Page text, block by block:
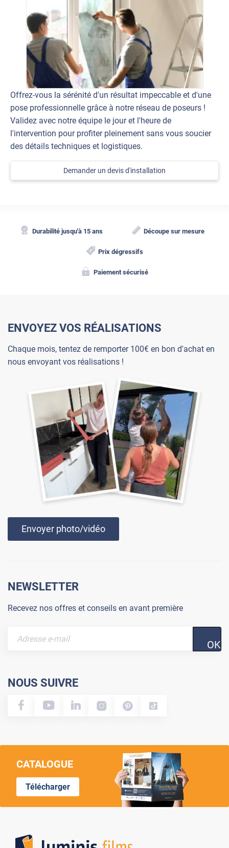
Offrez-vous la sérénité d'un résultat impeccable et d'une
pose professionnelle grâce à notre réseau de poseurs !
Validez avec notre équipe le jour et l'heure de
l'intervention pour profiter pleinement sans vous soucier
des détails techniques et logistiques.
Demander un devis d'installation
Durabilité jusqu'à 15 ans Découpe sur mesure
Prix dégressifs
Paiement sécurisé
ENVOYEZ VOS RÉALISATIONS
Chaque mois, tentez de remporter 100€ en bon d'achat en
nous envoyant vos réalisations !
Envoyer photo/vidéo
NEWSLETTER
Recevez nos offres et conseils en avant première
OK
NOUS SUIVRE
CATALOGUE
Télécharger